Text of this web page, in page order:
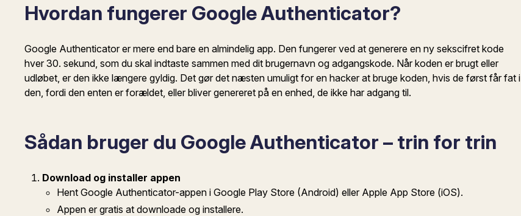
Hvordan fungerer Google Authenticator?
Google Authenticator er mere end bare en almindelig app. Den fungerer ved at generere en ny sekscifret kode
hver 30. sekund, som du skal indtaste sammen med dit brugernavn og adgangskode. Når koden er brugt eller
udløbet, er den ikke længere gyldig. Det gør det næsten umuligt for en hacker at bruge koden, hvis de først får fat i
den, fordi den enten er forældet, eller bliver genereret på en enhed, de ikke har adgang til.
Sådan bruger du Google Authenticator – trin for trin
Download og installer appen
Hent Google Authenticator-appen i Google Play Store (Android) eller Apple App Store (iOS).
Appen er gratis at downloade og installere.